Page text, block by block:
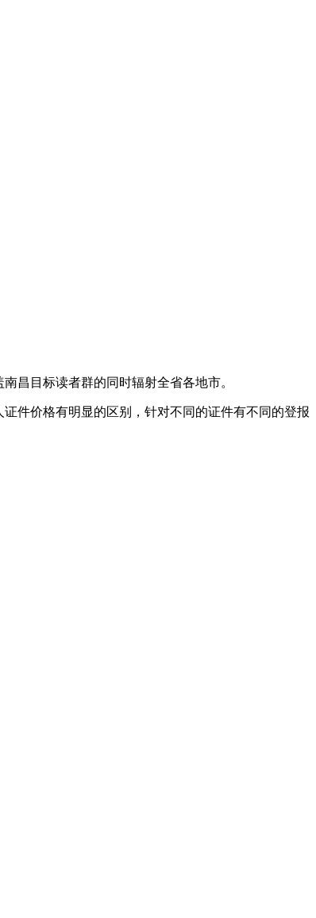
昌目标读者群的同时辐射全省各地市。
件价格有明显的区别，针对不同的证件有不同的登报